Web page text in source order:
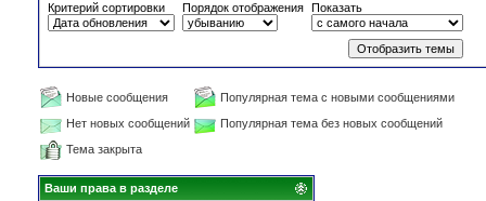
Критерий сортировки
Порядок отображения Показать
Новые сообщения
Популярная тема с новыми сообщениями
Нет новых сообщений
Популярная тема без новых сообщений
Тема закрыта
Ваши права в разделе